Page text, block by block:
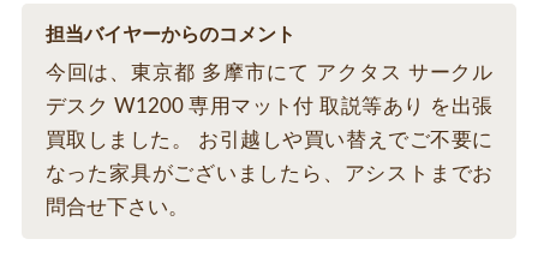
担当バイヤーからのコメント
今回は、東京都 多摩市にて アクタス サークル
デスク W1200 専用マット付 取説等あり を出張
買取しました。 お引越しや買い替えでご不要に
なった家具がございましたら、アシストまでお
問合せ下さい。